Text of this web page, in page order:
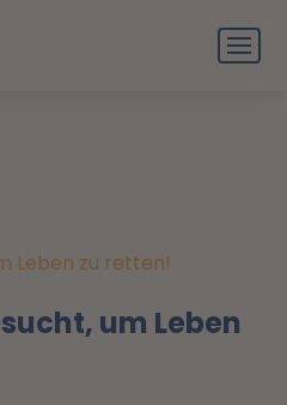
Leben zu retten!
um Leben